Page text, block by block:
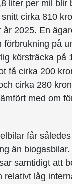
liter per mil blir
cirka 810
år 2025. En
förbrukning på
körsträcka på
få cirka 200
cirka 280
med om
får
än
samtidigt att
relativt låg